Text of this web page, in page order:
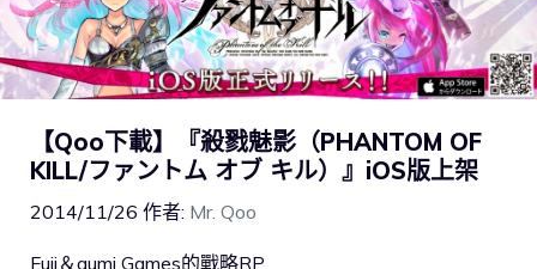
【Qoo下載】『殺戮魅影（PHANTOM OF
KILL/ファントム オブ キル）』iOS版上架
2014/11/26 作者: Mr. Qoo
Fuji＆gumi Games的戰略RP